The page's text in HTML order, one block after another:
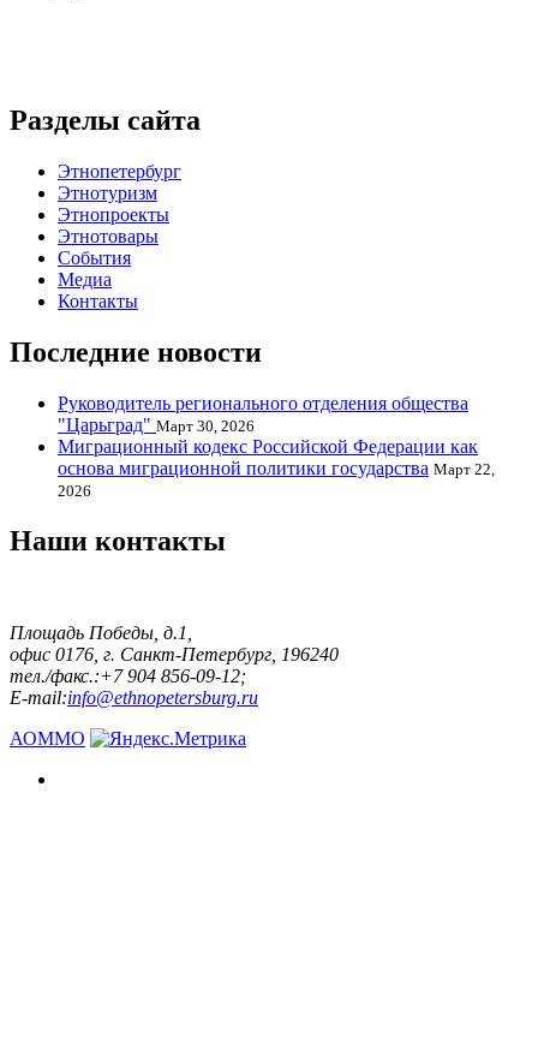
Разделы сайта
Этнопетербург
Этнотуризм
Этнопроекты
Этнотовары
События
Медиа
Контакты
Последние новости
Руководитель регионального отделения общества
"Царьград" Март 30, 2026
Миграционный кодекс Российской Федерации как
основа миграционной политики государства Март 22,
2026
Наши контакты
Площадь Победы, д.1,
офис 0176, г. Санкт-Петербург, 196240
тел./факс.:+7 904 856-09-12;
E-mail:info@ethnopetersburg.ru
АОММО